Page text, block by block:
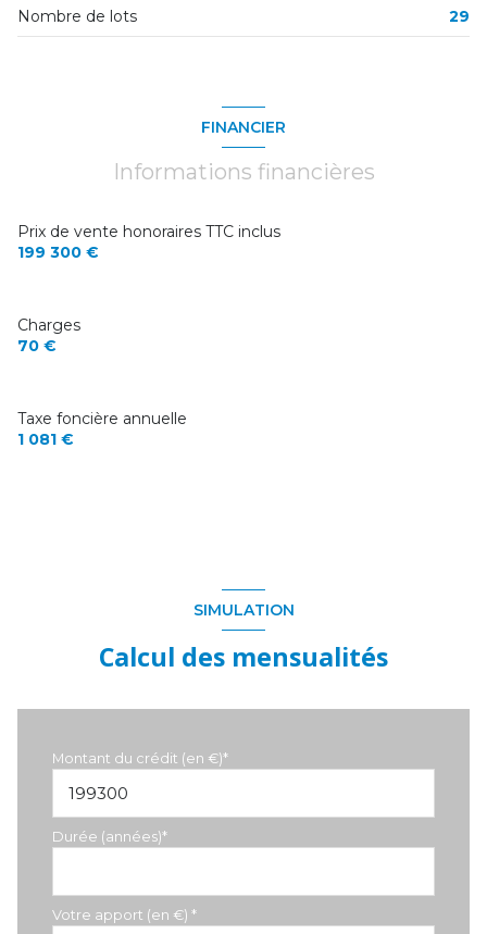
chaufferie
1,85 m²
Nombre de lots 29
FINANCIER
Informations financières
Prix de vente honoraires TTC inclus
199 300 €
Charges
70 €
Taxe foncière annuelle
1 081 €
SIMULATION
Calcul des mensualités
Montant du crédit (en €)*
Durée (années)*
Votre apport (en €) *